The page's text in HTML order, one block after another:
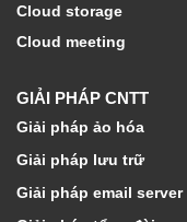
Cloud storage
Cloud meeting
GIẢI PHÁP CNTT
Giải pháp ảo hóa
Giải pháp lưu trữ
Giải pháp email server